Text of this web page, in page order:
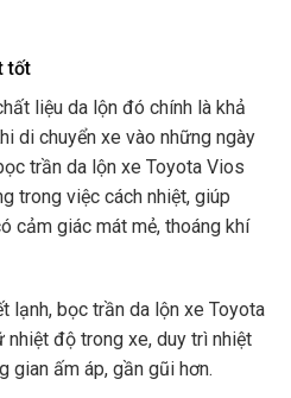
tốt
liệu da lộn đó chính là khả
di chuyển xe vào những ngày
trần da lộn xe Toyota Vios
trong việc cách nhiệt, giúp
cảm giác mát mẻ, thoáng khí
lạnh, bọc trần da lộn xe Toyota
độ trong xe, duy trì nhiệt
gian ấm áp, gần gũi hơn.